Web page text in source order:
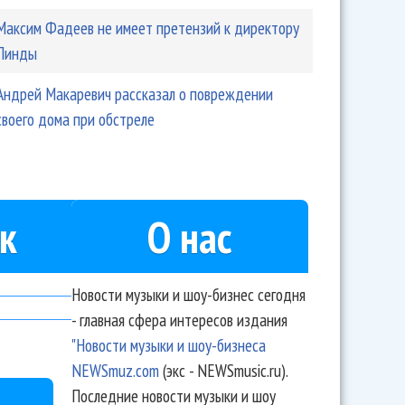
Фадеев не имеет претензий к директору
Макаревич рассказал о повреждении
дома при обстреле
О нас
Новости музыки и шоу-бизнес сегодня
- главная сфера интересов издания
"Новости музыки и шоу-бизнеса
NEWSmuz.com(экс - NEWSmusic.ru).
Последние новости музыки и шоу